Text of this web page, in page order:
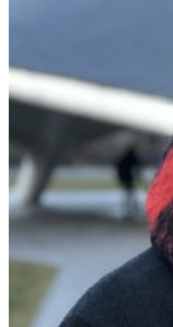
PROJEKTE
Kleine
KONTAKTE
DE